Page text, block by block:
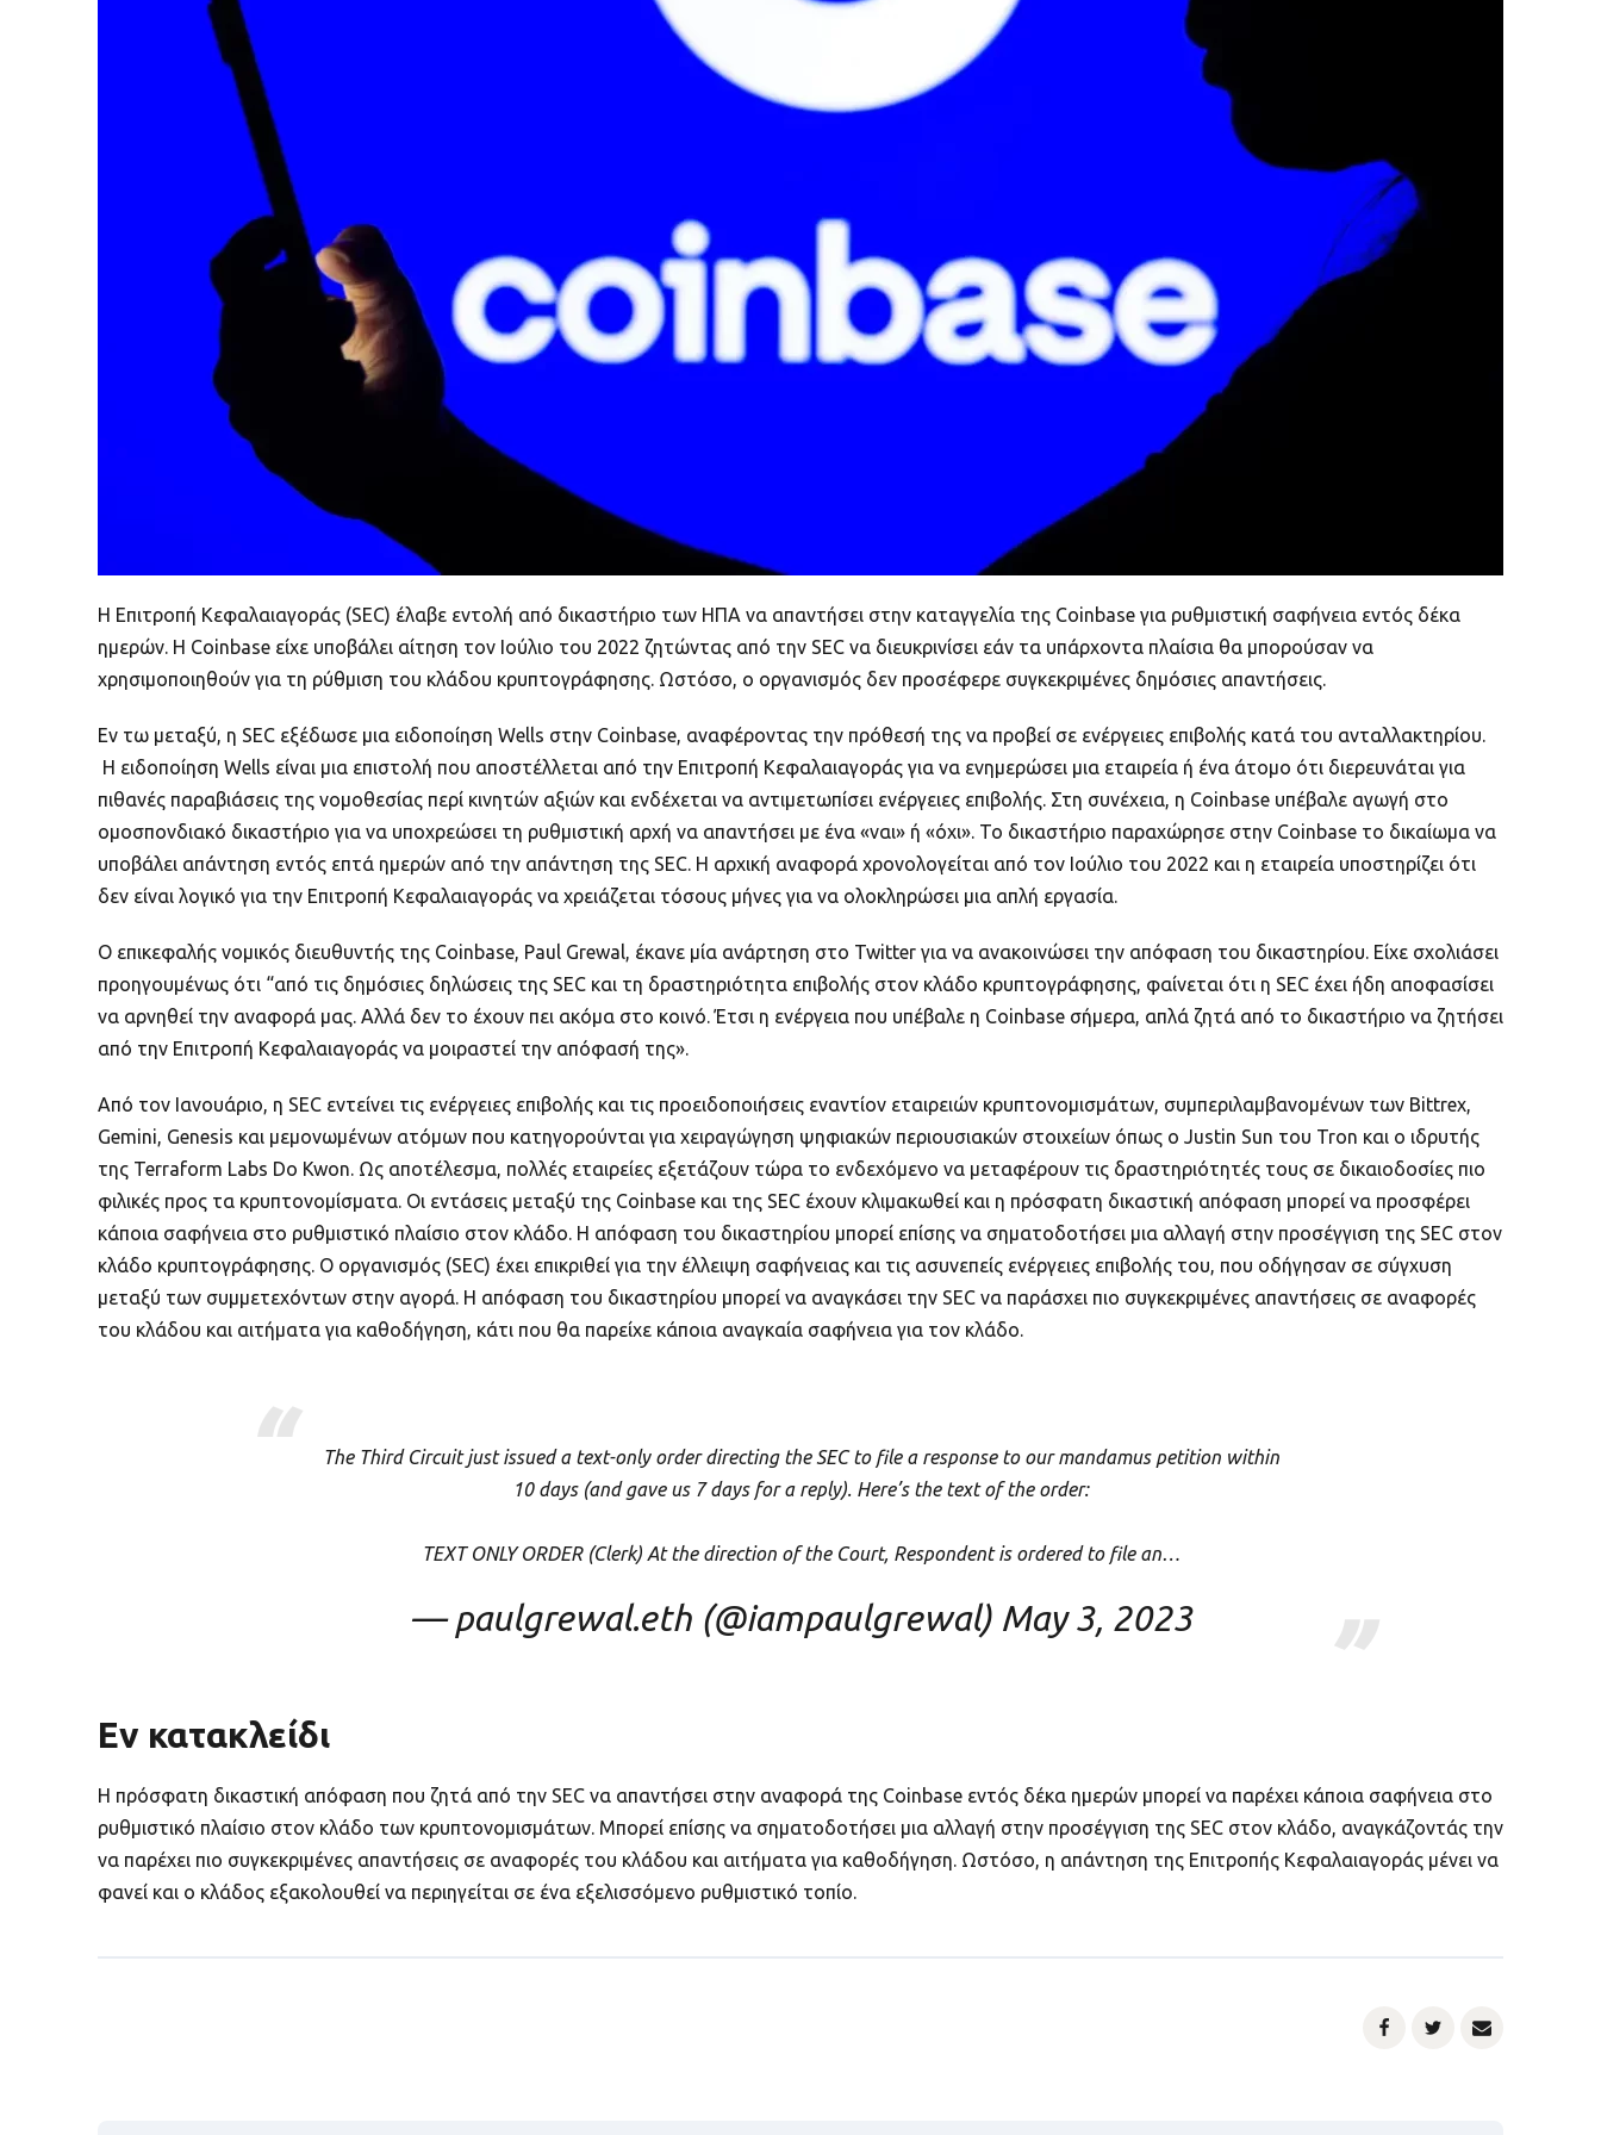
Η Επιτροπή Κεφαλαιαγοράς (SEC) έλαβε εντολή από δικαστήριο των ΗΠΑ να απαντήσει στην καταγγελία της Coinbase για ρυθμιστική σαφήνεια εντός δέκα
ημερών. Η Coinbase είχε υποβάλει αίτηση τον Ιούλιο του 2022 ζητώντας από την SEC να διευκρινίσει εάν τα υπάρχοντα πλαίσια θα μπορούσαν να
χρησιμοποιηθούν για τη ρύθμιση του κλάδου κρυπτογράφησης. Ωστόσο, ο οργανισμός δεν προσέφερε συγκεκριμένες δημόσιες απαντήσεις.
Εν τω μεταξύ, η SEC εξέδωσε μια ειδοποίηση Wells στην Coinbase, αναφέροντας την πρόθεσή της να προβεί σε ενέργειες επιβολής κατά του ανταλλακτηρίου.
Η ειδοποίηση Wells είναι μια επιστολή που αποστέλλεται από την Επιτροπή Κεφαλαιαγοράς για να ενημερώσει μια εταιρεία ή ένα άτομο ότι διερευνάται για
πιθανές παραβιάσεις της νομοθεσίας περί κινητών αξιών και ενδέχεται να αντιμετωπίσει ενέργειες επιβολής. Στη συνέχεια, η Coinbase υπέβαλε αγωγή στο
ομοσπονδιακό δικαστήριο για να υποχρεώσει τη ρυθμιστική αρχή να απαντήσει με ένα «ναι» ή «όχι». Το δικαστήριο παραχώρησε στην Coinbase το δικαίωμα να
υποβάλει απάντηση εντός επτά ημερών από την απάντηση της SEC. Η αρχική αναφορά χρονολογείται από τον Ιούλιο του 2022 και η εταιρεία υποστηρίζει ότι
δεν είναι λογικό για την Επιτροπή Κεφαλαιαγοράς να χρειάζεται τόσους μήνες για να ολοκληρώσει μια απλή εργασία.
Ο επικεφαλής νομικός διευθυντής της Coinbase, Paul Grewal, έκανε μία ανάρτηση στο Twitter για να ανακοινώσει την απόφαση του δικαστηρίου. Είχε σχολιάσει
προηγουμένως ότι “από τις δημόσιες δηλώσεις της SEC και τη δραστηριότητα επιβολής στον κλάδο κρυπτογράφησης, φαίνεται ότι η SEC έχει ήδη αποφασίσει
να αρνηθεί την αναφορά μας. Αλλά δεν το έχουν πει ακόμα στο κοινό. Έτσι η ενέργεια που υπέβαλε η Coinbase σήμερα, απλά ζητά από το δικαστήριο να ζητήσει
από την Επιτροπή Κεφαλαιαγοράς να μοιραστεί την απόφασή της».
Από τον Ιανουάριο, η SEC εντείνει τις ενέργειες επιβολής και τις προειδοποιήσεις εναντίον εταιρειών κρυπτονομισμάτων, συμπεριλαμβανομένων των Bittrex,
Gemini, Genesis και μεμονωμένων ατόμων που κατηγορούνται για χειραγώγηση ψηφιακών περιουσιακών στοιχείων όπως ο Justin Sun του Tron και ο ιδρυτής
της Terraform Labs Do Kwon. Ως αποτέλεσμα, πολλές εταιρείες εξετάζουν τώρα το ενδεχόμενο να μεταφέρουν τις δραστηριότητές τους σε δικαιοδοσίες πιο
φιλικές προς τα κρυπτονομίσματα. Οι εντάσεις μεταξύ της Coinbase και της SEC έχουν κλιμακωθεί και η πρόσφατη δικαστική απόφαση μπορεί να προσφέρει
κάποια σαφήνεια στο ρυθμιστικό πλαίσιο στον κλάδο. Η απόφαση του δικαστηρίου μπορεί επίσης να σηματοδοτήσει μια αλλαγή στην προσέγγιση της SEC στον
κλάδο κρυπτογράφησης. Ο οργανισμός (SEC) έχει επικριθεί για την έλλειψη σαφήνειας και τις ασυνεπείς ενέργειες επιβολής του, που οδήγησαν σε σύγχυση
μεταξύ των συμμετεχόντων στην αγορά. Η απόφαση του δικαστηρίου μπορεί να αναγκάσει την SEC να παράσχει πιο συγκεκριμένες απαντήσεις σε αναφορές
του κλάδου και αιτήματα για καθοδήγηση, κάτι που θα παρείχε κάποια αναγκαία σαφήνεια για τον κλάδο.
The Third Circuit just issued a text-only order directing the SEC to file a response to our mandamus petition within
10 days (and gave us 7 days for a reply). Here’s the text of the order:
TEXT ONLY ORDER (Clerk) At the direction of the Court, Respondent is ordered to file an…
— paulgrewal.eth (@iampaulgrewal) May 3, 2023
Εν κατακλείδι
Η πρόσφατη δικαστική απόφαση που ζητά από την SEC να απαντήσει στην αναφορά της Coinbase εντός δέκα ημερών μπορεί να παρέχει κάποια σαφήνεια στο
ρυθμιστικό πλαίσιο στον κλάδο των κρυπτονομισμάτων. Μπορεί επίσης να σηματοδοτήσει μια αλλαγή στην προσέγγιση της SEC στον κλάδο, αναγκάζοντάς την
να παρέχει πιο συγκεκριμένες απαντήσεις σε αναφορές του κλάδου και αιτήματα για καθοδήγηση. Ωστόσο, η απάντηση της Επιτροπής Κεφαλαιαγοράς μένει να
φανεί και ο κλάδος εξακολουθεί να περιηγείται σε ένα εξελισσόμενο ρυθμιστικό τοπίο.